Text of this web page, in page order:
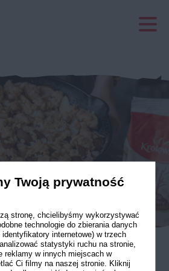
Twoją prywatność
stronę, chcielibyśmy wykorzystywać
technologie do zbierania danych
internetowe) w trzech
statystyki ruchu na stronie,
reklamy w innych miejscach w
Ci filmy na naszej stronie. Kliknij